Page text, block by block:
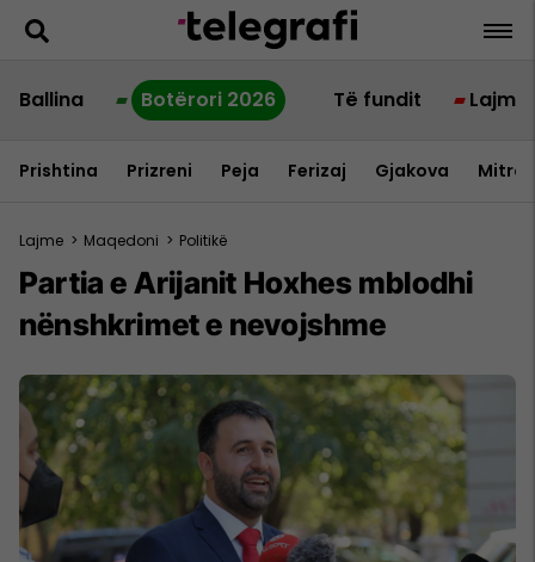
Ballina Botërori 2026 Të fundit Lajme
Prishtina Prizreni Peja Ferizaj Gjakova
Lajme > Maqedoni > Politikë
Partia e Arijanit Hoxhes mblodhi
nënshkrimet e nevojshme